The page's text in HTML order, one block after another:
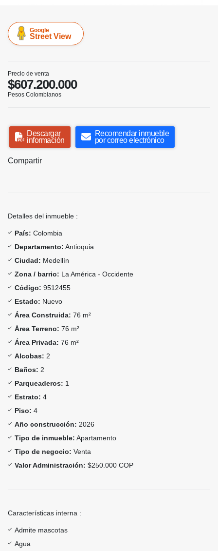
Google
Street View
Precio de venta
$607.200.000
Pesos Colombianos
Descargar
información
Recomendar inmueble
por correo electrónico
Compartir
Detalles del inmueble :
País: Colombia
Departamento: Antioquia
Ciudad: Medellín
Zona / barrio: La América - Occidente
Código: 9512455
Estado: Nuevo
Área Construida: 76 m²
Área Terreno: 76 m²
Área Privada: 76 m²
Alcobas: 2
Baños: 2
Parqueaderos: 1
Estrato: 4
Piso: 4
Año construcción: 2026
Tipo de inmueble: Apartamento
Tipo de negocio: Venta
Valor Administración: $250.000 COP
Características interna :
Admite mascotas
Agua